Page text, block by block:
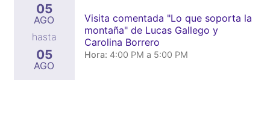
05
AGO
hasta
05
AGO
Visita comentada "Lo que soporta la
montaña" de Lucas Gallego y
Carolina Borrero
Hora: 4:00 PM a 5:00 PM